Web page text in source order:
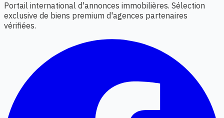
Portail international d'annonces immobilières. Sélection
exclusive de biens premium d'agences partenaires
vérifiées.